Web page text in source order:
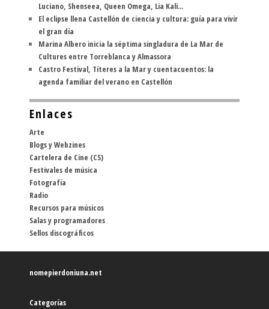
Luciano, Shenseea, Queen Omega, Lia Kali...
El eclipse llena Castellón de ciencia y cultura: guía para vivir
el gran día
Marina Albero inicia la séptima singladura de La Mar de
Cultures entre Torreblanca y Almassora
Castro Festival, Títeres a la Mar y cuentacuentos: la
agenda familiar del verano en Castellón
Enlaces
Arte
Blogs y Webzines
Cartelera de Cine (CS)
Festivales de música
Fotografía
Radio
Recursos para músicos
Salas y programadores
Sellos discográficos
nomepierdoniuna.net
Categorías